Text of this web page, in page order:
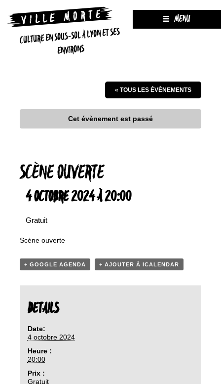
CULTURE EN SOUS-SOL À LYON ET SES
ENVIRONS
MENU
« TOUS LES ÉVÈNEMENTS
Cet évènement est passé
SCÈNE OUVERTE
4 OCTOBRE 2024 À 20:00
Gratuit
Scène ouverte
+ GOOGLE AGENDA + AJOUTER À ICALENDAR
DETAILS
Date:
4 octobre 2024
Heure :
20:00
Prix :
Gratuit